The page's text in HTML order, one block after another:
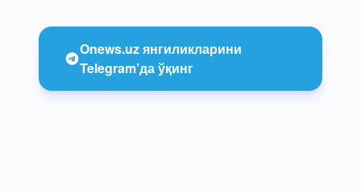
Onews.uz янгиликларини
Telegram’да ўқинг